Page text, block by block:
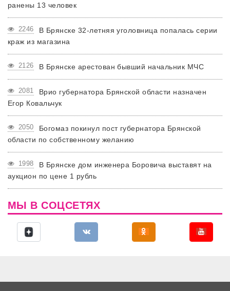
ранены 13 человек
2246
В Брянске 32-летняя уголовница попалась серии
краж из магазина
2126 В Брянске арестован бывший начальник МЧС
2081
Врио губернатора Брянской области назначен
Егор Ковальчук
2050
Богомаз покинул пост губернатора Брянской
области по собственному желанию
1998
В Брянске дом инженера Боровича выставят на
аукцион по цене 1 рубль
МЫ В СОЦСЕТЯХ